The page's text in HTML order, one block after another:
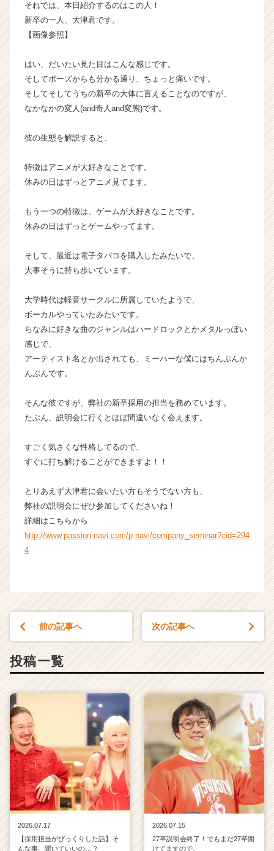
ト
チ
ャ
ア
（C
h
e
C
e
r）
それでは、本日紹介するのはこの人！
新卒の一人、大津君です。
【画像参照】
はい、だいたい見た目はこんな感じです。
そしてポーズからも分かる通り、ちょっと痛いです。
そしてそしてうちの新卒の大体に言えることなのですが、
なかなかの変人(and奇人and変態)です。
彼の生態を解説すると、
特徴はアニメが大好きなことです。
休みの日はずっとアニメ見てます。
もう一つの特徴は、ゲームが大好きなことです。
休みの日はずっとゲームやってます。
そして、最近は電子タバコを購入したみたいで、
大事そうに持ち歩いています。
大学時代は軽音サークルに所属していたようで、
ボーカルやっていたみたいです。
ちなみに好きな曲のジャンルはハードロックとかメタルっぽい
感じで、
アーティスト名とか出されても、ミーハーな僕にはちんぷんか
んぷんです。
そんな彼ですが、弊社の新卒採用の担当を務めています。
たぶん、説明会に行くとほぼ間違いなく会えます。
すごく気さくな性格してるので、
すぐに打ち解けることができますよ！！
とりあえず大津君に会いたい方もそうでない方も、
弊社の説明会にぜひ参加してくださいね！
詳細はこちらから
http://www.passion-navi.com/p-navi/company_seminar?cid=294
4
前の記事へ 次の記事へ
投稿一覧
2026.07.17
【採用担当がびっくりした話】そ
んな事、聞いていいの…？
2026.07.15
27卒説明会終了！でもまだ27卒開
けてますので。